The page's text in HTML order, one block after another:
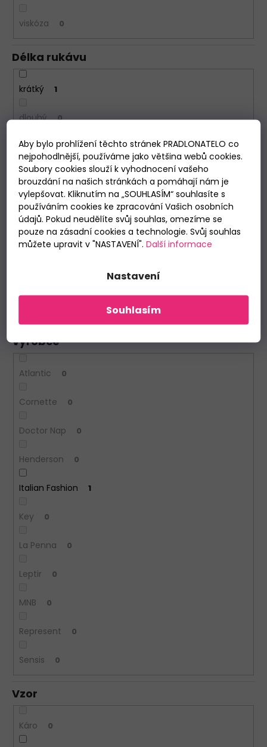
Aby bylo prohlížení těchto stránek PRADLONATELO co
nejpohodlnější, používáme jako většina webů cookies.
Soubory cookies slouží k vyhodnocení vašeho
brouzdání na našich stránkách a pomáhají nám je
vylepšovat. Kliknutím na „SOUHLASÍM“ souhlasíte s
používáním cookies ke zpracování Vašich osobních
údajů. Pokud neudělíte svůj souhlas, omezíme se
pouze na zásadní cookies a technologie. Svůj souhlas
můžete upravit v "NASTAVENÍ". Další informace
Nastavení
Souhlasím
viskóza 0
Délka rukávu
krátký 1
dlouhý 0
Délka nohavic
krátké 1
dlouhé 0
Období
Výrobce
Atlantic 0
Cornette 0
Doctor Nap 0
Henderson 0
Italian Fashion 1
Key 0
La Penna 0
Leptir 0
MNB 0
Represent 0
Sensis 0
Vzor
Káro 0